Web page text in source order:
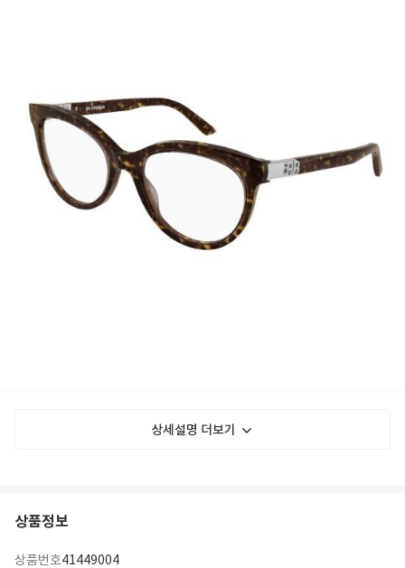
상세설명 더보기
상품정보
상품번호41449004